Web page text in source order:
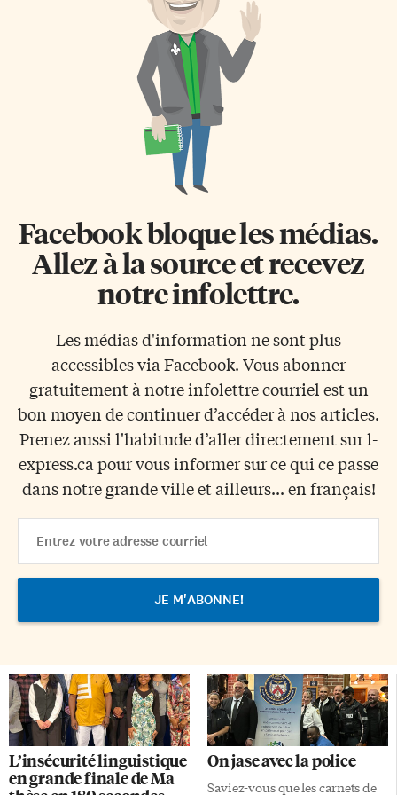
lieu d’appartenance culturel» a
fait salle comble à l’auditorium
d’Ottawa. L’objectif de cette
rencontre était de rassembler
les réflexions sur l’apport des
d’appartenance. Ce dialogue,
aux yeux de l’animatrice
Noémie Dansereau-Lavoie, doit
bilinguisme Des ambassades et
consulats du Canada publient
du contenu uniquement en
anglais sur Instagram, malgré
un rappel du Commissariat aux
langues officielles, a rapporté le
quotidien Le Devoir […]
Facebook bloque les médias.
Allez à la source et recevez
notre infolettre.
Les médias d'information ne sont plus
accessibles via Facebook. Vous abonner
gratuitement à notre infolettre courriel est un
bon moyen de continuer d’accéder à nos articles.
Prenez aussi l'habitude d’aller directement sur l-
express.ca pour vous informer sur ce qui ce passe
dans notre grande ville et ailleurs... en français!
Address
L’insécurité linguistique
en grande finale de Ma
On jase avec la police
Saviez-vous que les carnets de